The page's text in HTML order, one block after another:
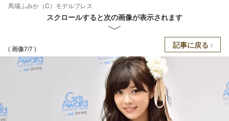
馬場ふみか（C）モデルプレス
スクロールすると次の画像が表示されます
( 画像7/7 ) 記事に戻る